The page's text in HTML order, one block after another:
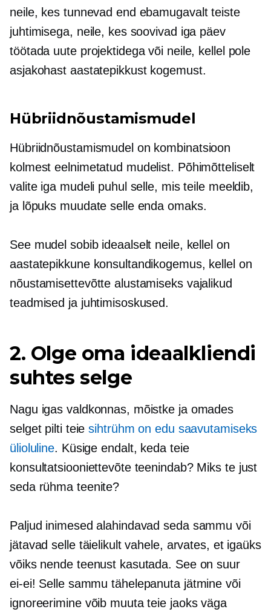
neile, kes tunnevad end ebamugavalt teiste
juhtimisega, neile, kes soovivad iga päev
töötada uute projektidega või neile, kellel pole
asjakohast aastatepikkust kogemust.
Hübriidnõustamismudel
Hübriidnõustamismudel on kombinatsioon
kolmest eelnimetatud mudelist. Põhimõtteliselt
valite iga mudeli puhul selle, mis teile meeldib,
ja lõpuks muudate selle enda omaks.
See mudel sobib ideaalselt neile, kellel on
aastatepikkune konsultandikogemus, kellel on
nõustamisettevõtte alustamiseks vajalikud
teadmised ja juhtimisoskused.
2. Olge oma ideaalkliendi
suhtes selge
Nagu igas valdkonnas, mõistke ja omades
selget pilti teiesihtrühm on edu saavutamiseks
ülioluline. Küsige endalt, keda teie
konsultatsiooniettevõte teenindab? Miks te just
seda rühma teenite?
Paljud inimesed alahindavad seda sammu või
jätavad selle täielikult vahele, arvates, et igaüks
võiks nende teenust kasutada. See on suur
ei-ei! Selle sammu tähelepanuta jätmine või
ignoreerimine võib muuta teie jaoks väga